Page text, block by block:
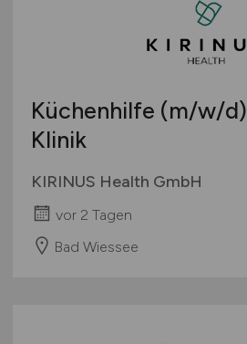
Küchenhilfe (m/w/d)
Klinik
KIRINUS Health GmbH
vor 2 Tagen
Bad Wiessee